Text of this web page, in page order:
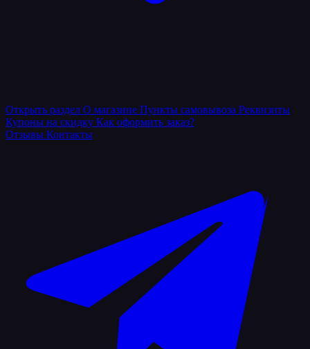
Открыть раздел О магазине Пункты самовывоза Реквизиты
Купоны на скидку Как оформить заказ?
Отзывы Контакты